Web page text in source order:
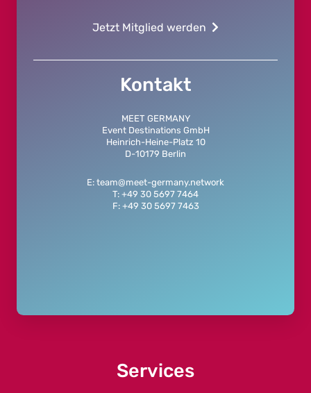
Jetzt Mitglied werden
Kontakt
MEET GERMANY
Event Destinations GmbH
Heinrich-Heine-Platz 10
D-10179 Berlin
E: team@meet-germany.network
T: +49 30 5697 7464
F: +49 30 5697 7463
Services